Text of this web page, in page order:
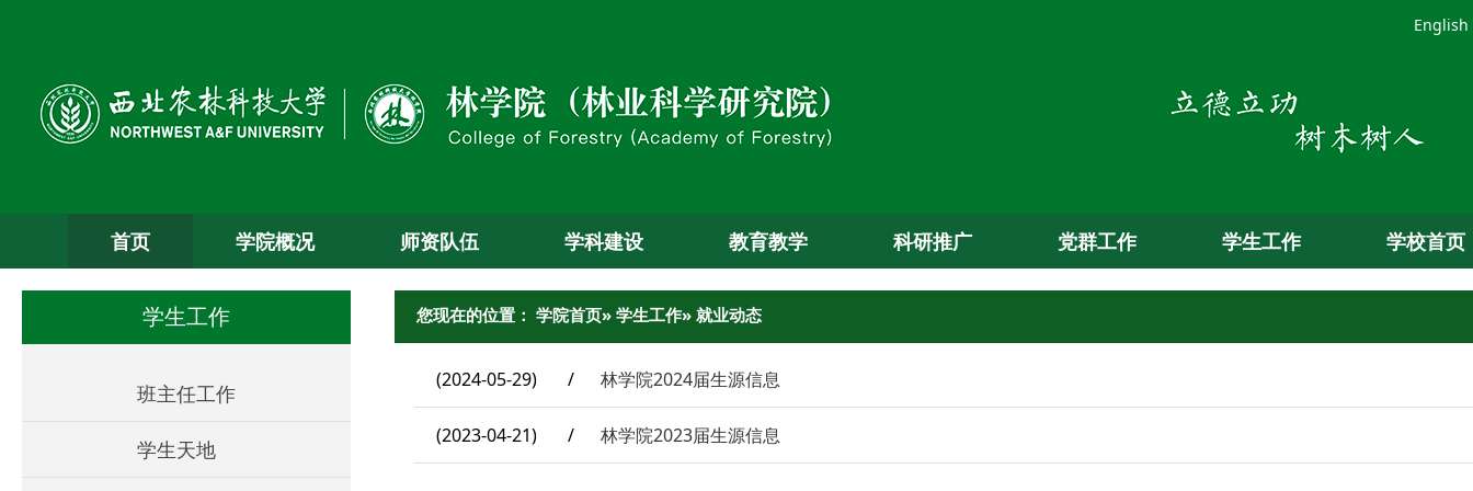
English
首页 学院概况 师资队伍 学科建设 教育教学 科研推广 党群工作 学生工作 学校首页
学生工作
班主任工作
学生天地
您现在的位置： 学院首页» 学生工作» 就业动态
(2024-05-29) / 林学院2024届生源信息
(2023-04-21) / 林学院2023届生源信息